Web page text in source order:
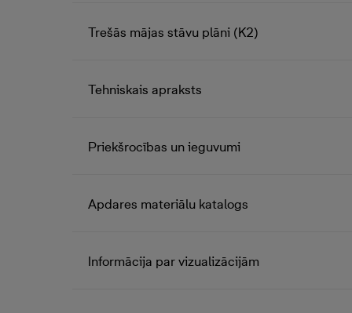
Trešās mājas stāvu plāni (K2)
Tehniskais apraksts
Priekšrocības un ieguvumi
Apdares materiālu katalogs
Informācija par vizualizācijām